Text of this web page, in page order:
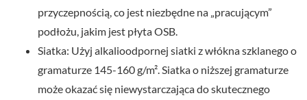
przyczepnością, co jest niezbędne na „pracującym”
podłożu, jakim jest płyta OSB.
Siatka: Użyj alkalioodpornej siatki z włókna szklanego o
gramaturze 145-160 g/m². Siatka o niższej gramaturze
może okazać się niewystarczająca do skutecznego